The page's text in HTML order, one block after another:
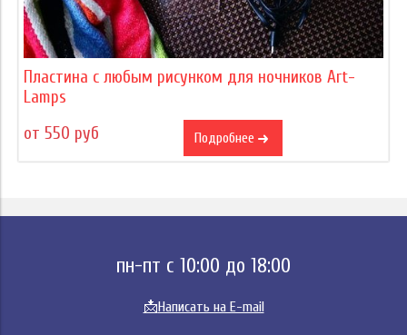
Пластина с любым рисунком для ночников Art-
Lamps
от 550 руб
Подробнее
пн-пт с 10:00 до 18:00
📩Написать на E-mail